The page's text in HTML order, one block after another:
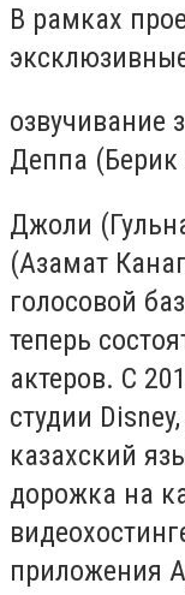
В рамках
озвучивание
Деппа
Джоли
(Азамат
голосовой
теперь
актеров. С
студии
казахский
дорожка на
приложения